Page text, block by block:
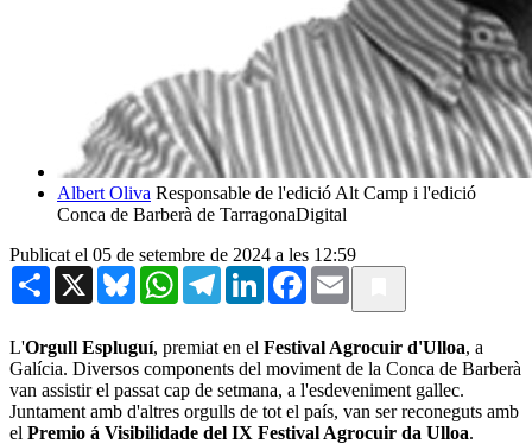
Albert Oliva Responsable de l'edició Alt Camp i l'edició
Conca de Barberà de TarragonaDigital
Publicat el 05 de setembre de 2024 a les 12:59
Share X BlueskyWhatsAppTelegramLinkedInFacebook
Email
L'Orgull Espluguí, premiat en el Festival Agrocuir d'Ulloa, a
Galícia. Diversos components del moviment de la Conca de Barberà
van assistir el passat cap de setmana, a l'esdeveniment gallec.
Juntament amb d'altres orgulls de tot el país, van ser reconeguts amb
el Premio á Visibilidade del IX Festival Agrocuir da Ulloa.